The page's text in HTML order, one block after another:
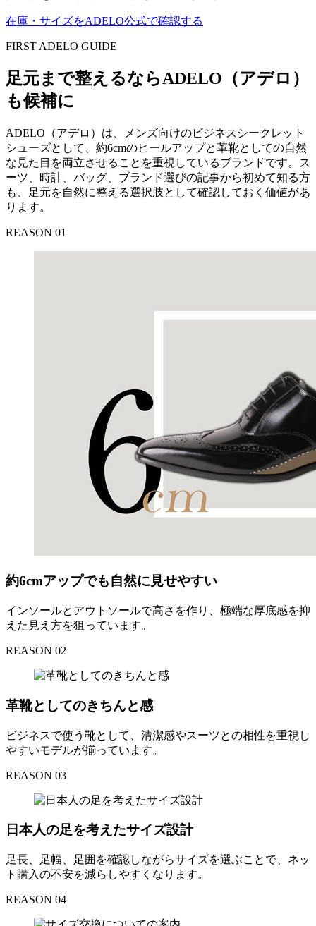
在庫・サイズをADELO公式で確認する
FIRST ADELO GUIDE
足元まで整えるならADELO（アデロ）
も候補に
ADELO（アデロ）は、メンズ向けのビジネスシークレット
シューズとして、約6cmのヒールアップと革靴としての自然
な見た目を両立させることを重視しているブランドです。ス
ーツ、時計、バッグ、ブランド選びの記事から初めて知る方
も、足元を自然に整える選択肢として確認しておく価値があ
ります。
REASON 01
約6cmアップでも自然に見せやすい
インソールとアウトソールで高さを作り、極端な厚底感を抑
えた見え方を狙っています。
REASON 02
革靴としてのきちんと感
ビジネスで使う靴として、清潔感やスーツとの相性を重視し
やすいモデルが揃っています。
REASON 03
日本人の足を考えたサイズ設計
足長、足幅、足囲を確認しながらサイズを選ぶことで、ネッ
ト購入の不安を減らしやすくなります。
REASON 04